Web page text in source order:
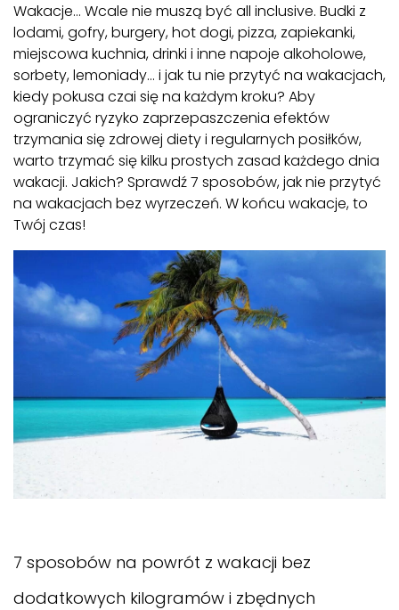
Wakacje… Wcale nie muszą być all inclusive. Budki z
lodami, gofry, burgery, hot dogi, pizza, zapiekanki,
miejscowa kuchnia, drinki i inne napoje alkoholowe,
sorbety, lemoniady… i jak tu nie przytyć na wakacjach,
kiedy pokusa czai się na każdym kroku? Aby
ograniczyć ryzyko zaprzepaszczenia efektów
trzymania się zdrowej diety i regularnych posiłków,
warto trzymać się kilku prostych zasad każdego dnia
wakacji. Jakich? Sprawdź 7 sposobów, jak nie przytyć
na wakacjach bez wyrzeczeń. W końcu wakacje, to
Twój czas!
7 sposobów na powrót z wakacji bez
dodatkowych kilogramów i zbędnych